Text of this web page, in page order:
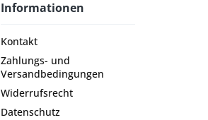
Informationen
Kontakt
Zahlungs- und
Versandbedingungen
Widerrufsrecht
Datenschutz